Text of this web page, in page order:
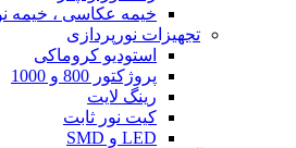
خیمه عکاسی ، خیمه
تجهیزات نورپردازی
استودیو کروماکی
پروژکتور 800 و 1000
رینگ لایت
کیت نور ثابت
LED و SMD